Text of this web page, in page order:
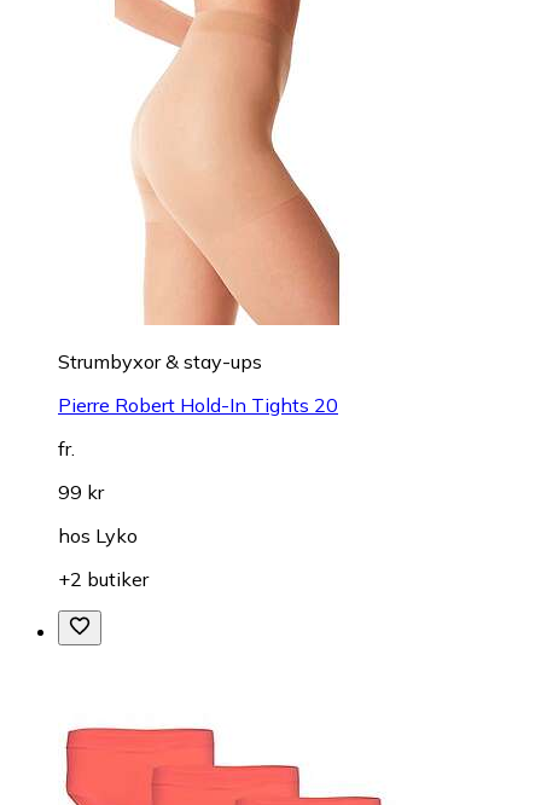
Strumbyxor & stay-ups
Pierre Robert Hold-In Tights 20
fr.
99 kr
hos Lyko
+2 butiker